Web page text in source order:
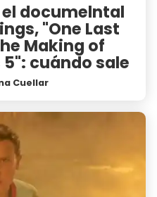
documelntal
"One Last
Making of
cuándo sale
Cuellar